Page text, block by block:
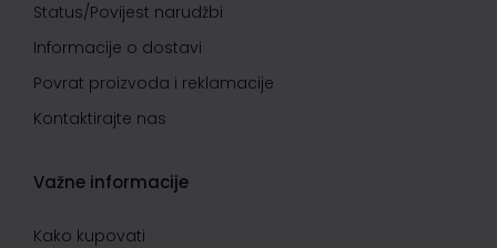
Status/Povijest narudžbi
Informacije o dostavi
Povrat proizvoda i reklamacije
Kontaktirajte nas
Važne informacije
Kako kupovati